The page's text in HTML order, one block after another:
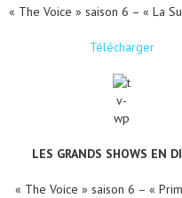
« The Voice » saison 6 – « La
Télécharger
LES GRANDS SHOWS EN
« The Voice » saison 6 – «